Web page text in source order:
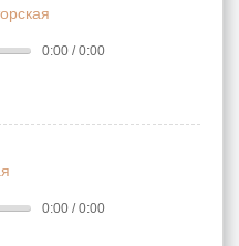
0:00 / 0:00
0:00 / 0:00